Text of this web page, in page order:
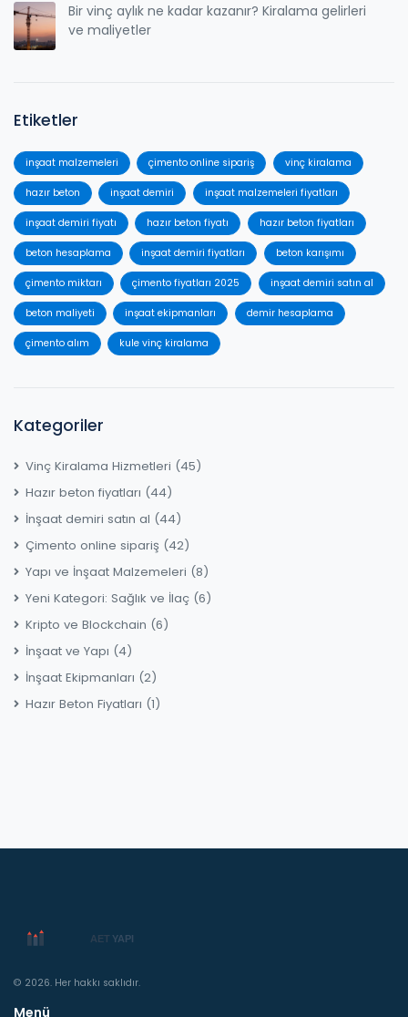
Bir vinç aylık ne kadar kazanır? Kiralama gelirleri
ve maliyetler
Etiketler
inşaat malzemeleri çimento online sipariş vinç kiralama
hazır beton inşaat demiri inşaat malzemeleri fiyatları
inşaat demiri fiyatı hazır beton fiyatı hazır beton fiyatları
beton hesaplama inşaat demiri fiyatları beton karışımı
çimento miktarı çimento fiyatları 2025 inşaat demiri satın al
beton maliyeti inşaat ekipmanları demir hesaplama
çimento alım kule vinç kiralama
Kategoriler
Vinç Kiralama Hizmetleri (45)
Hazır beton fiyatları (44)
İnşaat demiri satın al (44)
Çimento online sipariş (42)
Yapı ve İnşaat Malzemeleri (8)
Yeni Kategori: Sağlık ve İlaç (6)
Kripto ve Blockchain (6)
İnşaat ve Yapı (4)
İnşaat Ekipmanları (2)
Hazır Beton Fiyatları (1)
© 2026. Her hakkı saklıdır.
Menü